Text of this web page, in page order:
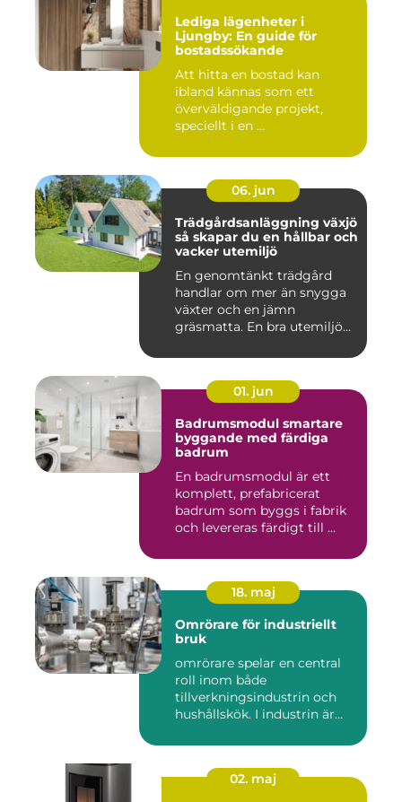
Lediga lägenheter i
Ljungby: En guide för
bostadssökande
Att hitta en bostad kan
ibland kännas som ett
överväldigande projekt,
speciellt i en ...
06. jun
Trädgårdsanläggning växjö
så skapar du en hållbar och
vacker utemiljö
En genomtänkt trädgård
handlar om mer än snygga
växter och en jämn
gräsmatta. En bra utemiljö
01. jun
Badrumsmodul smartare
byggande med färdiga
badrum
En badrumsmodul är ett
komplett, prefabricerat
badrum som byggs i fabrik
och levereras färdigt till ...
18. maj
Omrörare för industriellt
bruk
omrörare spelar en central
roll inom både
tillverkningsindustrin och
hushållskök. I industrin är
02. maj